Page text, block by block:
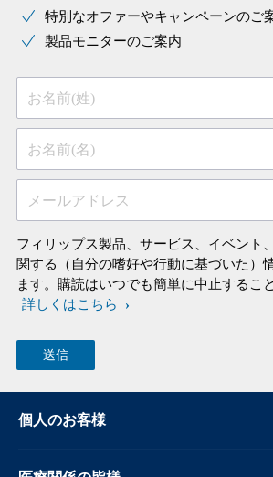
特別なオファーやキャンペーンのご
製品モニターのご案内
お名前(姓)
お名前(名)
メールアドレス
フィリップス製品、サービス、イベント
関する（自分の嗜好や行動に基づいた）
ます。購読はいつでも簡単に中止するこ
詳しくはこちら
個人のお客様